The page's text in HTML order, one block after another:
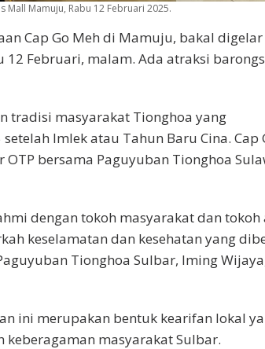
Mamuju, Rabu 12 Februari 2025.
Cap Go Meh di Mamuju, bakal
12 Februari, malam. Ada atraksi
tradisi masyarakat Tionghoa yang
Imlek atau Tahun Baru Cina. Cap
bersama Paguyuban Tionghoa
dengan tokoh masyarakat dan tokoh
keselamatan dan kesehatan yang
Tionghoa Sulbar, Iming
ini merupakan bentuk kearifan lokal
masyarakat Sulbar.